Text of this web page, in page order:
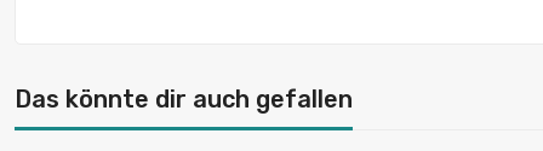
Das könnte dir auch gefallen